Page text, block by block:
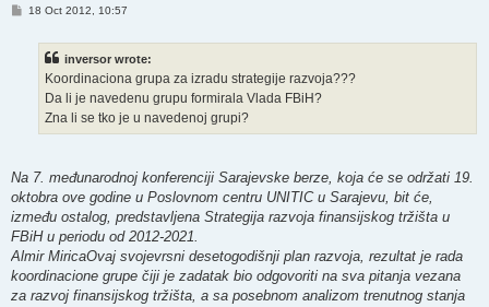
P18 Oct 2012, 10:57
inversor wrote:
Koordinaciona grupa za izradu strategije razvoja???
Da li je navedenu grupu formirala Vlada FBiH?
Zna li se tko je u navedenoj grupi?
Na 7. međunarodnoj konferenciji Sarajevske berze, koja će se održati 19.
oktobra ove godine u Poslovnom centru UNITIC u Sarajevu, bit će,
između ostalog, predstavljena Strategija razvoja finansijskog tržišta u
FBiH u periodu od 2012-2021.
Almir MiricaOvaj svojevrsni desetogodišnji plan razvoja, rezultat je rada
koordinacione grupe čiji je zadatak bio odgovoriti na sva pitanja vezana
za razvoj finansijskog tržišta, a sa posebnom analizom trenutnog stanja